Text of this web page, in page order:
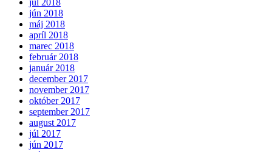
júl 2018
jún 2018
máj 2018
apríl 2018
marec 2018
február 2018
január 2018
december 2017
november 2017
október 2017
september 2017
august 2017
júl 2017
jún 2017